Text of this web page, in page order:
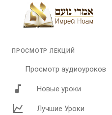
ПРОСМОТР ЛЕКЦИЙ
Просмотр аудиоуроков
Новые уроки
Лучшие Уроки